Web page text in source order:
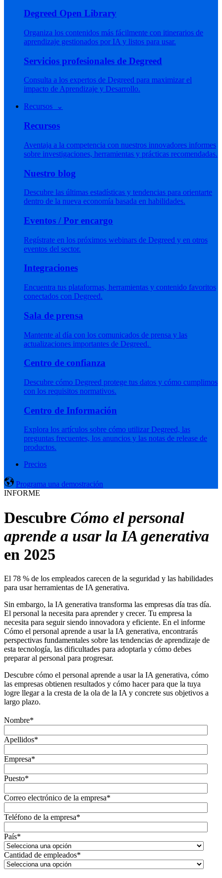
Degreed Open Library
Organiza los contenidos más fácilmente con itinerarios de
aprendizaje gestionados por IA y listos para usar.
Servicios profesionales de Degreed
Consulta a los expertos de Degreed para maximizar el
impacto de Aprendizaje y Desarrollo.
Recursos ⌄
Recursos
Aventaja a la competencia con nuestros innovadores informes
sobre investigaciones, herramientas y prácticas recomendadas.
Nuestro blog
Descubre las últimas estadísticas y tendencias para orientarte
dentro de la nueva economía basada en habilidades.
Eventos / Por encargo
Regístrate en los próximos webinars de Degreed y en otros
eventos del sector.
Integraciones
Encuentra tus plataformas, herramientas y contenido favoritos
conectados con Degreed.
Sala de prensa
Mantente al día con los comunicados de prensa y las
actualizaciones importantes de Degreed.
Centro de confianza
Descubre cómo Degreed protege tus datos y cómo cumplimos
con los requisitos normativos.
Centro de Información
Explora los artículos sobre cómo utilizar Degreed, las
preguntas frecuentes, los anuncios y las notas de release de
productos.
Precios
Programa una demostración
INFORME
Descubre Cómo el personal
aprende a usar la IA generativa
en 2025
El 78 % de los empleados carecen de la seguridad y las habilidades
para usar herramientas de IA generativa.
Sin embargo, la IA generativa transforma las empresas día tras día.
El personal la necesita para aprender y crecer. Tu empresa la
necesita para seguir siendo innovadora y eficiente. En el informe
Cómo el personal aprende a usar la IA generativa, encontrarás
perspectivas fundamentales sobre las tendencias de aprendizaje de
esta tecnología, las dificultades para adoptarla y cómo debes
preparar al personal para progresar.
Descubre cómo el personal aprende a usar la IA generativa, cómo
las empresas obtienen resultados y cómo hacer para que la tuya
logre llegar a la cresta de la ola de la IA y concrete sus objetivos a
largo plazo.
Nombre*
Apellidos*
Empresa*
Puesto*
Correo electrónico de la empresa*
Teléfono de la empresa*
País*
Cantidad de empleados*